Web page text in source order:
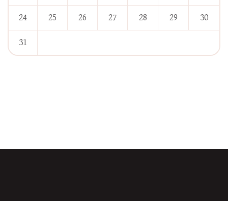
24 25 26 27 28 29 30
31